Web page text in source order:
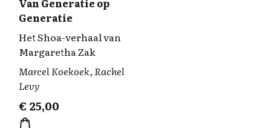
Van Generatie op
Generatie
Het Shoa-verhaal van
Margaretha Zak
Marcel Koekoek, Rachel
Levy
€ 25,00